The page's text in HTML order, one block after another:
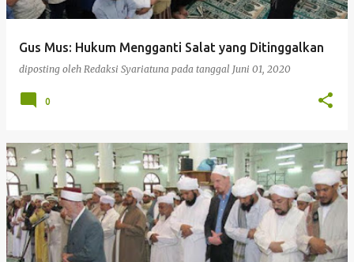
n
Gus Mus: Hukum Mengganti Salat yang Ditinggalkan
diposting oleh Redaksi Syariatuna pada tanggal Juni 01, 2020
0